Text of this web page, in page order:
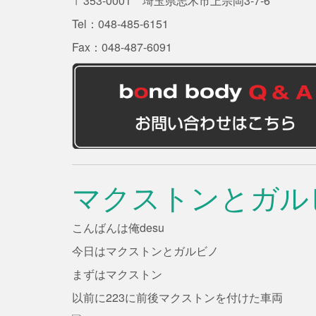
Tel：048-485-6151
Fax：048-487-6091
マクストンとガ
こんばんは俺desu
今日はマクストンとガルビノ
まずはマクストン
以前に223に前後マクストンを付けた車両